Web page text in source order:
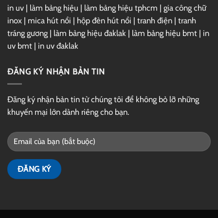
in uv | làm bảng hiệu | làm bảng hiệu tphcm | gia công chữ
inox | mica hút nổi | hộp đèn hút nổi | tranh điện | tranh
tráng gương | làm bảng hiệu đaklak | làm bảng hiệu bmt | in
uv bmt | in uv đaklak
ĐĂNG KÝ NHẬN BẢN TIN
Đăng ký nhận bản tin từ chúng tôi để không bỏ lỡ những
khuyến mại lớn dành riêng cho bạn.